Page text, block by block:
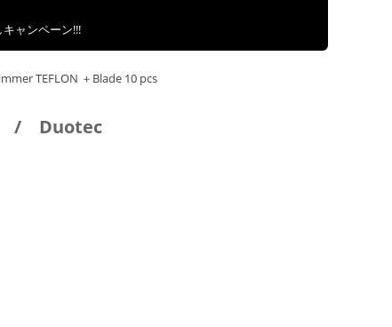
ャンペーン!!!
TEFLON ＋Blade 10 pcs
/ Duotec